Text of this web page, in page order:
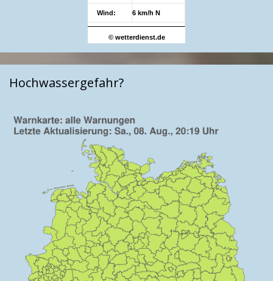
Wind: 6 km/h N
© wetterdienst.de
Hochwassergefahr?